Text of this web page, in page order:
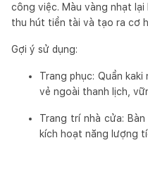
công việc. Màu vàng nhạt
thu hút tiền tài và tạo ra cơ
Gợi ý sử dụng:
Trang phục: Quần
vẻ ngoài thanh lịch,
Trang trí nhà cửa:
kích hoạt năng lượng